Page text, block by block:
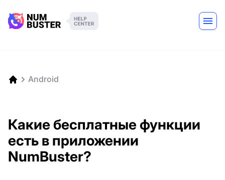
Android
Какие бесплатные функции
есть в приложении
NumBuster?